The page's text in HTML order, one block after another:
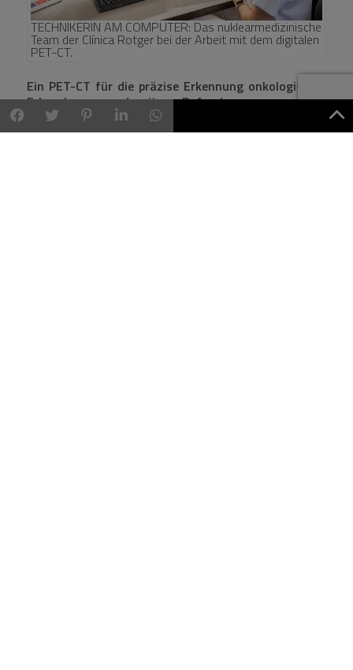
TECHNIKERIN AM COMPUTER: Das nuklearmedizinische
Team der Clínica Rotger bei der Arbeit mit dem digitalen
PET-CT.
Ein PET-CT für die präzise Erkennung onkologischer
Erkrankungen und weiterer Befunde
Der Leistungsumfang des PET-CT wurde erweitert und